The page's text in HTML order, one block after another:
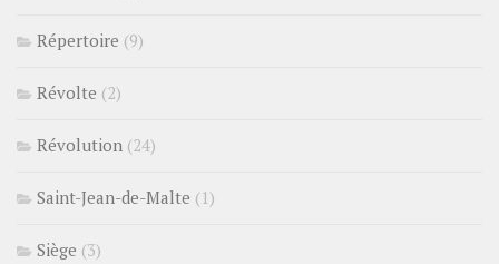
Répertoire (9)
Révolte (2)
Révolution (24)
Saint-Jean-de-Malte (1)
Siège (3)